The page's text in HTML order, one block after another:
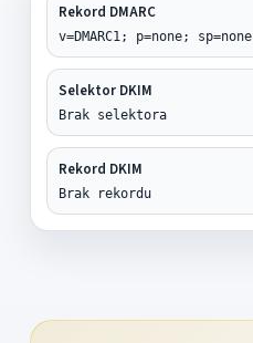
Rekord DMARC
v=DMARC1; p=none; sp=none
Selektor DKIM
Brak selektora
Rekord DKIM
Brak rekordu